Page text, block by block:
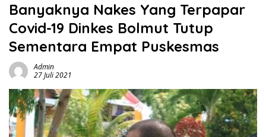
Banyaknya Nakes Yang Terpapar
Covid-19 Dinkes Bolmut Tutup
Sementara Empat Puskesmas
Admin
27 Juli 2021